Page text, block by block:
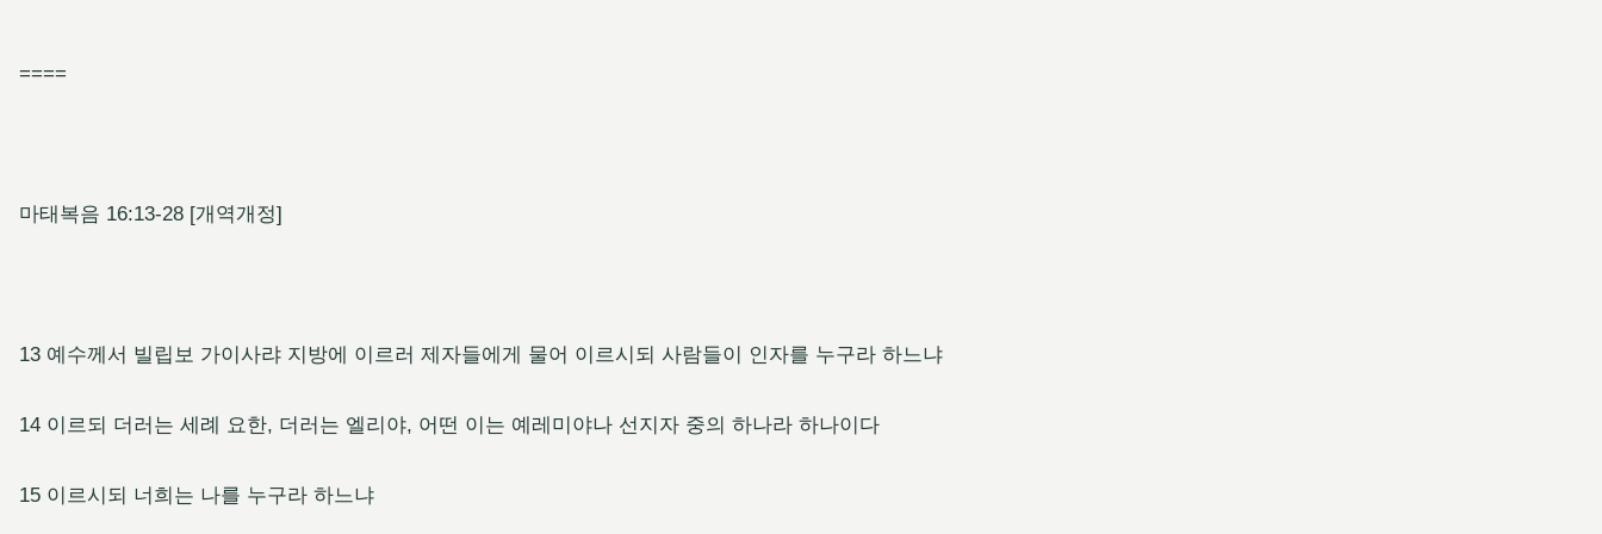
====
마태복음 16:13-28 [개역개정]
13 예수께서 빌립보 가이사랴 지방에 이르러 제자들에게 물어 이르시되 사람들이 인자를 누구라 하느냐
14 이르되 더러는 세례 요한, 더러는 엘리야, 어떤 이는 예레미야나 선지자 중의 하나라 하나이다
15 이르시되 너희는 나를 누구라 하느냐